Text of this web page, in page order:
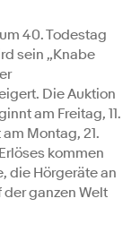
40. Todestag
sein „Knabe
Die Auktion
am Freitag, 11.
Montag, 21.
kommen
die Hörgeräte an
ganzen Welt